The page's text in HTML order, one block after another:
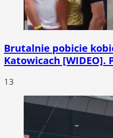
Brutalnie pobicie
Katowicach [WIDEO].
13